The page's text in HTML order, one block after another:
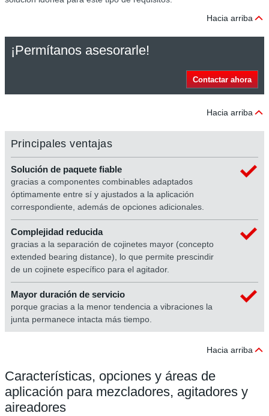
Hacia arriba
¡Permítanos asesorarle!
Contactar ahora
Hacia arriba
Principales ventajas
Solución de paquete fiable
gracias a componentes combinables adaptados
óptimamente entre sí y ajustados a la aplicación
correspondiente, además de opciones adicionales.
Complejidad reducida
gracias a la separación de cojinetes mayor (concepto
extended bearing distance), lo que permite prescindir
de un cojinete específico para el agitador.
Mayor duración de servicio
porque gracias a la menor tendencia a vibraciones la
junta permanece intacta más tiempo.
Hacia arriba
Características, opciones y áreas de
aplicación para mezcladores, agitadores y
aireadores